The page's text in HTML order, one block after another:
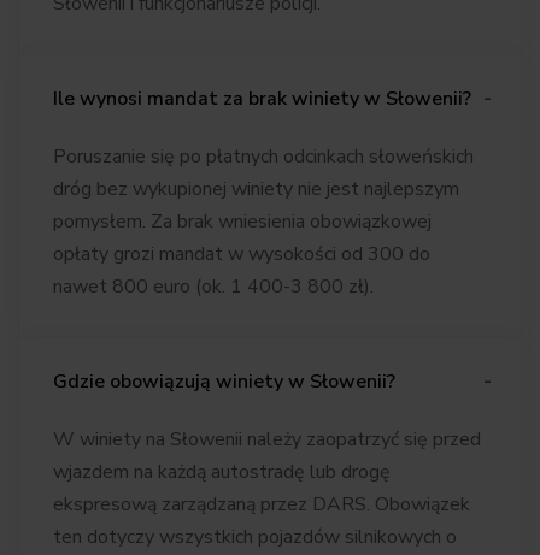
Ile wynosi mandat za brak winiety w Słowenii?
Poruszanie się po płatnych odcinkach słoweńskich
dróg bez wykupionej winiety nie jest najlepszym
pomysłem. Za brak wniesienia obowiązkowej
opłaty grozi mandat w wysokości od 300 do
nawet 800 euro (ok. 1 400-3 800 zł).
Gdzie obowiązują winiety w Słowenii?
W winiety na Słowenii należy zaopatrzyć się przed
wjazdem na każdą autostradę lub drogę
ekspresową zarządzaną przez DARS. Obowiązek
ten dotyczy wszystkich pojazdów silnikowych o